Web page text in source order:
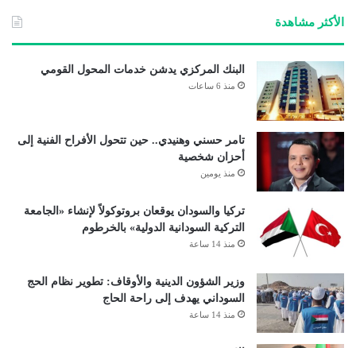
الأكثر مشاهدة
البنك المركزي يدشن خدمات المحول القومي
منذ 6 ساعات
تامر حسني وهنيدي.. حين تتحول الأفراح الفنية إلى
أحزان شخصية
منذ يومين
تركيا والسودان يوقعان بروتوكولاً لإنشاء «الجامعة
التركية السودانية الدولية» بالخرطوم
منذ 14 ساعة
وزير الشؤون الدينية والأوقاف: تطوير نظام الحج
السوداني يهدف إلى راحة الحاج
منذ 14 ساعة